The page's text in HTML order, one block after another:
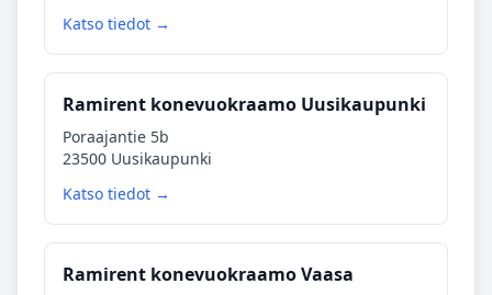
Katso tiedot →
Ramirent konevuokraamo Uusikaupunki
Poraajantie 5b
23500 Uusikaupunki
Katso tiedot →
Ramirent konevuokraamo Vaasa